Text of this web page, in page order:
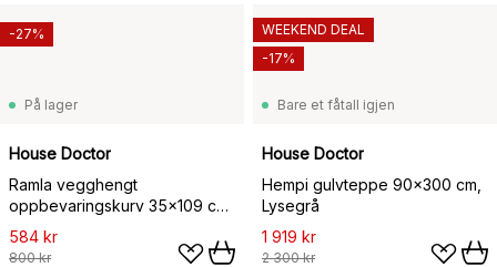
På lager
House Doctor
Ramla vegghengt
oppbevaringskurv 35x109 cm,
Natur
584 kr
800 kr
-27%
Bare et fåtall igjen
House Doctor
Hempi gulvteppe 90x300 cm,
Lysegrå
1 919 kr
2 300 kr
WEEKEND DEAL
-17%